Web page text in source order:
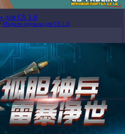
для CS 1.6
/ Модели оружия для CS 1.6